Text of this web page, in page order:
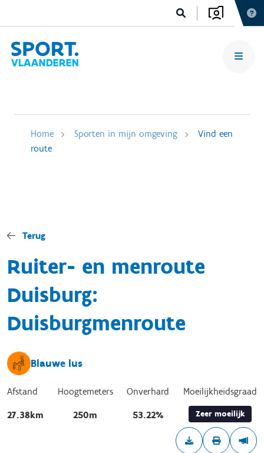
Home Sporten in mijn omgeving
Vind een
route
Terug
Ruiter- en menroute
Duisburg:
Duisburgmenroute
Blauwe lus
Afstand
27.38km
Hoogtemeters
250m
Onverhard
53.22%
Moeilijkheidsgraad
Zeer moeilijk